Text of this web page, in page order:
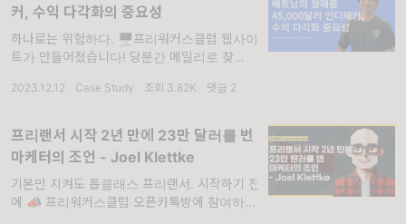
커, 수익 다각화의 중요성
하나로는 위험하다. 🖥️프리워커스클럽 웹사이
트가 만들어졌습니다! 당분간 메일리로 찾아뵙
예정인데요. 뉴스레터 역시 새로운 웹사이트를
2023.12.12 Case Study 조회 3.82K 댓글 2
프리랜서 시작 2년 만에 23만 달러를 번
마케터의 조언 - Joel Klettke
기본만 지켜도 톱클래스 프리랜서. 시작하기 전
에 📣 프리워커스클럽 오픈카톡방에 참여하세